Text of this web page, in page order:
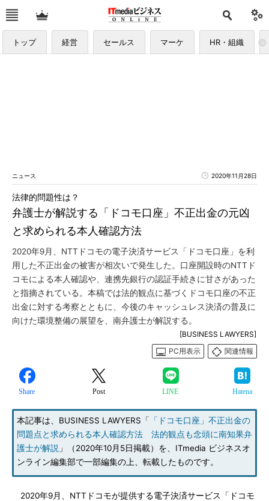
トップ 経営 セールス マーケ HR・組織
ニュース 2020年11月28日
弁護士が解説する「ドコモ口座」不正出金の元凶
と求められる本人確認方法
法律的問題性は？
2020年9月、NTTドコモの電子決済サービス「ドコモ口座」を利
用した不正出金の被害が相次いで発生した。口座開設時のNTTド
コモによる本人確認や、連携先銀行の認証手続きに甘さがあった
と指摘されている。本稿では法的観点に基づくドコモ口座の不正
出金に対する考察とともに、今後のキャッシュレス決済の普及に
向けた環境整備の展望を、南弁護士が解説する。
[BUSINESS LAWYERS]
PC用表示
関連情報
Share Post LINE Hatena
本記事は、BUSINESS LAWYERS「
「ドコモ口座」不正出金の
問題点と求められる本人確認方法 法的観点も念頭に南知果弁
護士が解説 」（2020年10月5日掲載）を、ITmedia ビジネスオ
ンライン編集部で一部編集の上、転載したものです。
2020年9月、NTTドコモが提供する電子決済サービス「ドコモ